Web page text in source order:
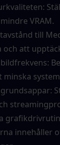
VRAM.
till
och att
minska
innehåller